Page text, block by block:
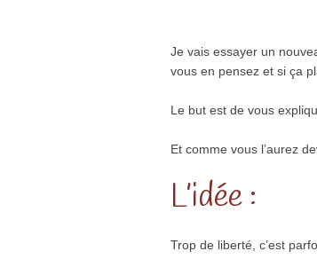
Je vais essayer un
vous en pensez et si ça
Le but est de vous
Et comme vous l’aurez
L’idée :
Trop de liberté, c’est